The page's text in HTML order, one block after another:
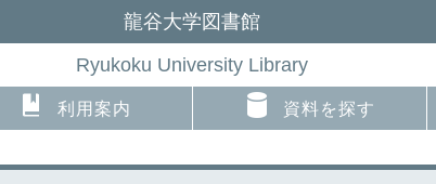
龍谷大学図書館
Ryukoku University Library
利用案内 資料を探す